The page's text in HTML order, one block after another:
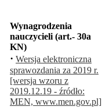
Wynagrodzenia
nauczycieli (art.- 30a
KN)
· Wersja elektroniczna
sprawozdania za 2019 r.
[wersja wzoru z
2019.12.19 - źródło:
MEN, www.men.gov.pl]